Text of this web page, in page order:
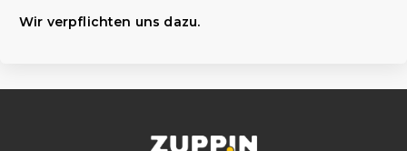
Wir verpflichten uns dazu.